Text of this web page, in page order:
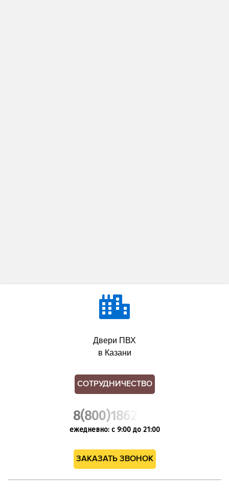
Двери ПВХ
в Казани
СОТРУДНИЧЕСТВО
8(800)1862102
ежедневно: с 9:00 до 21:00
ЗАКАЗАТЬ ЗВОНОК